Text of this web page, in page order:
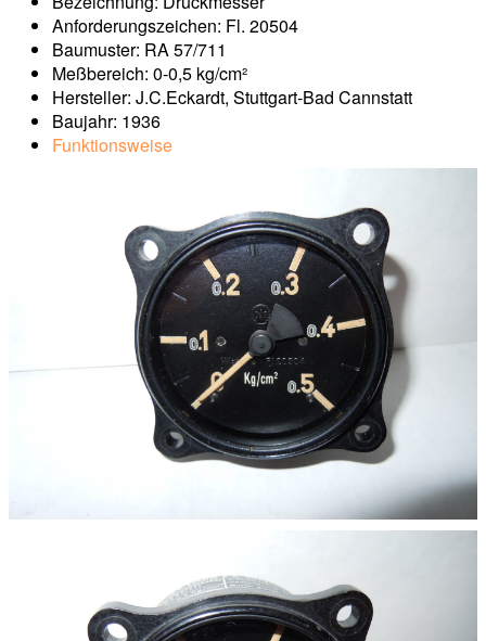
Anforderungszeichen: Fl. 20504
Baumuster: RA 57/711
Meßbereich: 0-0,5 kg/cm²
Hersteller: J.C.Eckardt, Stuttgart-Bad Cannstatt
Baujahr: 1936
Funktionsweise